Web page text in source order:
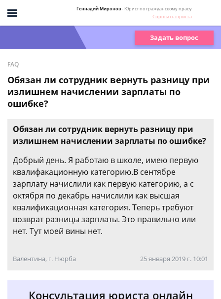
Геннадий Миронов- Юрист по гражданскому праву
Спросить юриста
Задать вопрос
FAQ
Обязан ли сотрудник вернуть разницу при
излишнем начислении зарплаты по
ошибке?
Обязан ли сотрудник вернуть разницу при
излишнем начислении зарплаты по ошибке?
Добрый день. Я работаю в школе, имею первую
квалифакационную категорию.В сентябре
зарплату начислили как первую категорию, а с
октября по декабрь начислили как высшая
квалификационная категория. Теперь требуют
возврат разницы зарплаты. Это правильно или
нет. Тут моей вины нет.
Валентина, г. Нюрба 25 января 2019 г. 10:01
Консультация юриста онлайн